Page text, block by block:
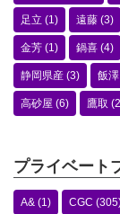
足立 (1) 遠藤 (3)
金芳 (1) 鍋喜 (4)
静岡県産 (3) 飯澤
高砂屋 (6) 鷹取
プライベート
A& (1) CGC